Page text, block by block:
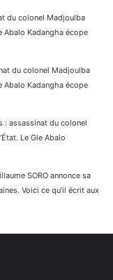
du colonel Madjoulba
Abalo Kadangha écope
du colonel Madjoulba
Abalo Kadangha écope
: assassinat du colonel
Le Gle Abalo
SORO annonce sa
Voici ce qu’il écrit aux